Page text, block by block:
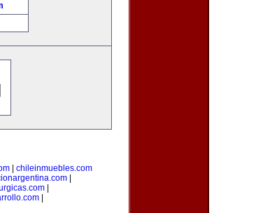
| chileinmuebles.com
|